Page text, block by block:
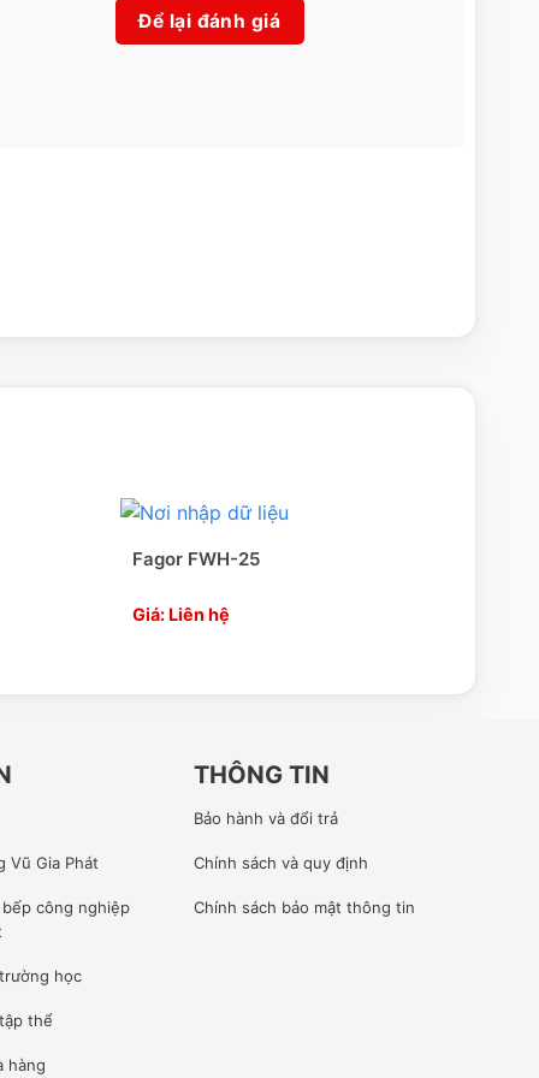
Để lại đánh giá
Fagor FWH-25
Giá: Liên hệ
Vũ Gia Phát
công nghiệp
học
thể
hàng
THÔNG TIN
Bảo hành và đổi trả
Chính sách và quy định
Chính sách bảo mật thông tin